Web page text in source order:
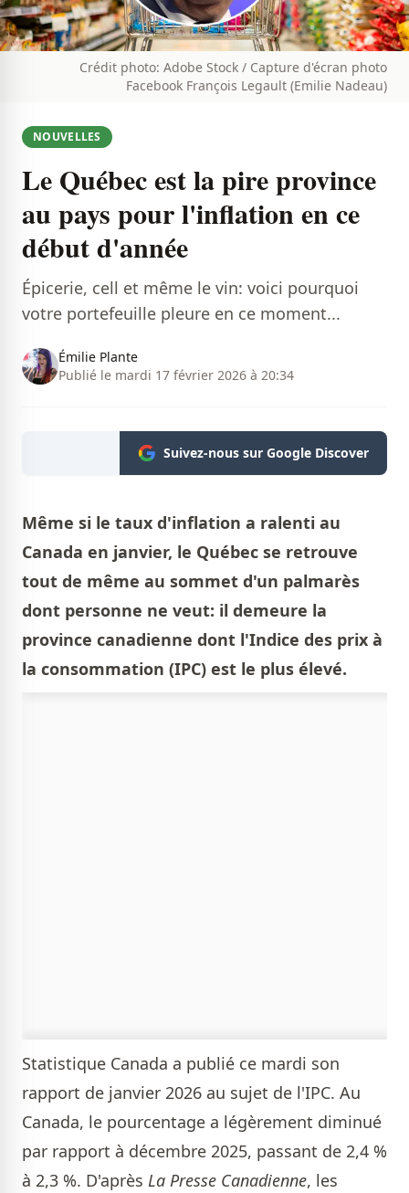
Crédit photo: Adobe Stock / Capture d'écran photo
Facebook François Legault (Emilie Nadeau)
NOUVELLES
Le Québec est la pire province
au pays pour l'inflation en ce
début d'année
Épicerie, cell et même le vin: voici pourquoi
votre portefeuille pleure en ce moment...
Émilie Plante
Publié le mardi 17 février 2026 à 20:34
Suivez-nous sur Google Discover
Même si le taux d'inflation a ralenti au
Canada en janvier, le Québec se retrouve
tout de même au sommet d'un palmarès
dont personne ne veut: il demeure la
province canadienne dont l'Indice des prix à
la consommation (IPC) est le plus élevé.
Statistique Canada a publié ce mardi son
rapport de janvier 2026 au sujet de l'IPC. Au
Canada, le pourcentage a légèrement diminué
par rapport à décembre 2025, passant de 2,4 %
à 2,3 %. D'après La Presse Canadienne, les